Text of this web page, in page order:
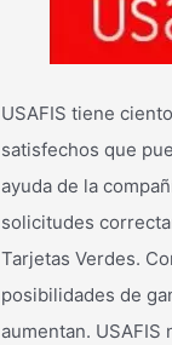
USAFIS tiene
satisfechos que
ayuda de la
solicitudes
Tarjetas Verdes.
posibilidades de
aumentan. USAFIS